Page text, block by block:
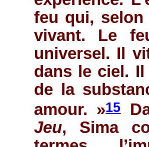
feu qui, selon
vivant. Le
universel. Il
dans le ciel.
de la
amour. »15
Jeu, Sima